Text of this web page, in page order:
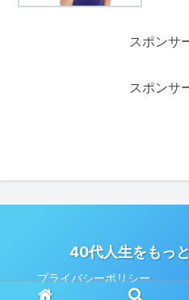
スポンサ
スポンサ
40代人生をもっ
プライバシーポリシー